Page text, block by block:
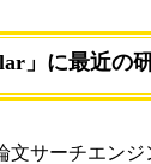
」に最近
サーチエンジ